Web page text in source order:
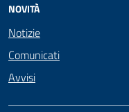
NOVITÀ
Notizie
Comunicati
Avvisi